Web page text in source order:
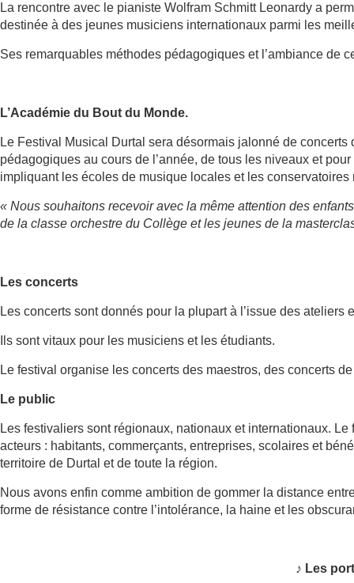
La rencontre avec le pianiste Wolfram Schmitt Leonardy a
destinée à des jeunes musiciens internationaux parmi les
Ses remarquables méthodes pédagogiques et l’ambiance de
L’Académie du Bout du Monde.
Le Festival Musical Durtal sera désormais jalonné de concerts
pédagogiques au cours de l’année, de tous les niveaux et
impliquant les écoles de musique locales et les
« Nous souhaitons recevoir avec la même attention des
de la classe orchestre du Collège et les jeunes de la
Les concerts
Les concerts sont donnés pour la plupart à l’issue des ateliers
Ils sont vitaux pour les musiciens et les étudiants.
Le festival organise les concerts des maestros, des concerts
Le public
Les festivaliers sont régionaux, nationaux et internationaux.
acteurs : habitants, commerçants, entreprises, scolaires et
territoire de Durtal et de toute la région.
Nous avons enfin comme ambition de gommer la distance
forme de résistance contre l’intolérance, la haine et les
♪ Les